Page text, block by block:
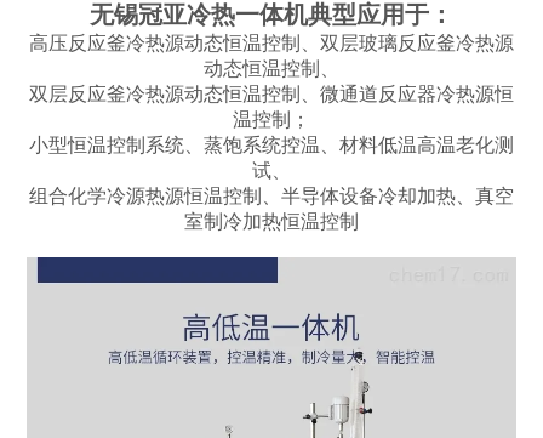
无锡冠亚冷热一体机典型应用于：
高压反应釜冷热源动态恒温控制、双层玻璃反应釜冷热源
动态恒温控制、
双层反应釜冷热源动态恒温控制、微通道反应器冷热源恒
温控制；
小型恒温控制系统、蒸饱系统控温、材料低温高温老化测
试、
组合化学冷源热源恒温控制、半导体设备冷却加热、真空
室制冷加热恒温控制